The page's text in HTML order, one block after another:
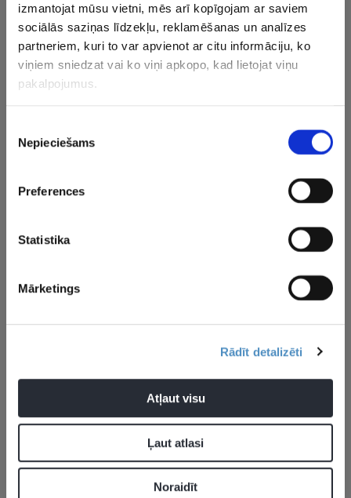
izmantojat mūsu vietni, mēs arī kopīgojam ar saviem
sociālās saziņas līdzekļu, reklamēšanas un analīzes
partneriem, kuri to var apvienot ar citu informāciju, ko
viņiem sniedzat vai ko viņi apkopo, kad lietojat viņu
pakalpojumus.
izvēle
Nepieciešams
Preferences
Statistika
Mārketings
Rādīt detalizēti
Atļaut visu
Ļaut atlasi
Noraidīt
05.04.2023 09:04
Mičels dominē, “Cavaliers” svin 50.
uzvaru šosezon (VIDEO)
Mičels komandas zaudējumā uzstāda
zaudējums cīņā pret bijušo komandu
nedēļas labāko spēlētāju
Mičels: Šķiet, ka man vienreiz bija
šāds mačs, spēlējot “NBA 2K”